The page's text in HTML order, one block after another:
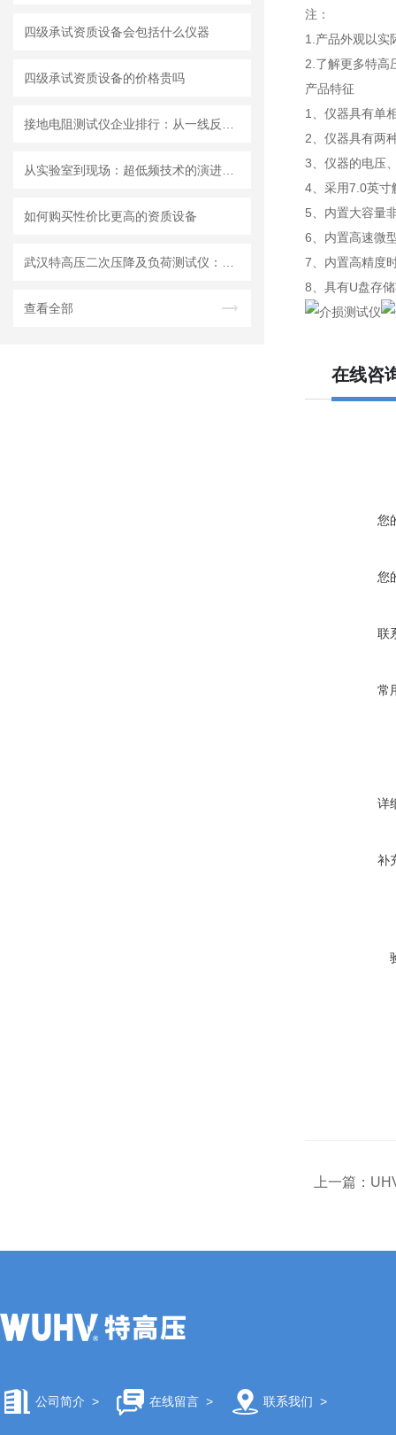
四级承试资质设备会包括什么仪器
四级承试资质设备的价格贵吗
如何购买性价比更高的资质设备
查看全部
注：
1.产品外观以实
2.了解更多特高
产品特征
1、仪器具有单
2、仪器具有两
3、仪器的电压
4、采用7.0英寸
5、内置大容量
6、内置高速微
7、内置高精度
8、具有U盘存
在线咨
您
您
联
常
详
补
上一篇：
公司简介 > 在线留言> 联系我们 >